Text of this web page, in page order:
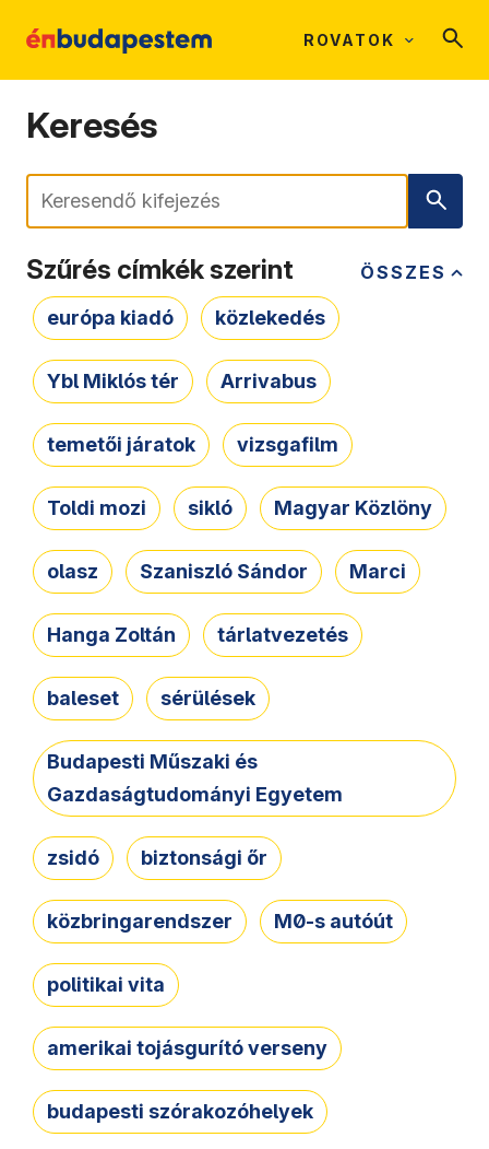
ROVATOK
Keresés
Keresés
ÖSSZES
Szűrés címkék szerint
európa kiadó közlekedés
Ybl Miklós tér Arrivabus
temetői járatok vizsgafilm
Toldi mozi sikló Magyar Közlöny
olasz Szaniszló Sándor Marci
Hanga Zoltán tárlatvezetés
baleset sérülések
Budapesti Műszaki és
Gazdaságtudományi Egyetem
zsidó biztonsági őr
közbringarendszer M0-s autóút
politikai vita
amerikai tojásgurító verseny
budapesti szórakozóhelyek